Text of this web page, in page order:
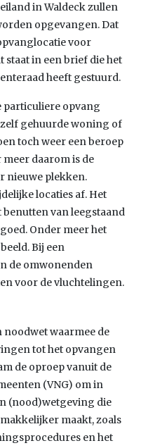
in Waldeck zullen
opgevangen. Dat
voor
staat in een brief die het
heeft gestuurd.
particuliere opvang
gehuurde woning of
toch weer een beroep
daarom is de
nieuwe plekken.
locaties af. Het
benutten van leegstaand
Onder meer het
Bij een
de omwonenden
voor de vluchtelingen.
waarmee de
tot het opvangen
de oproep vanuit de
(VNG) om in
(nood)wetgeving die
maakt, zoals
en het